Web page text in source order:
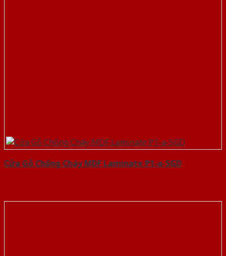
Cửa Gỗ Chống Cháy MDF Laminate P1-a-SGD